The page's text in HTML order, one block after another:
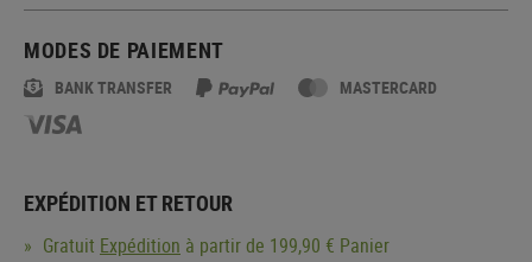
MODES DE PAIEMENT
BANK TRANSFER MASTERCARD
EXPÉDITION ET RETOUR
Gratuit Expédition à partir de 199,90 € Panier